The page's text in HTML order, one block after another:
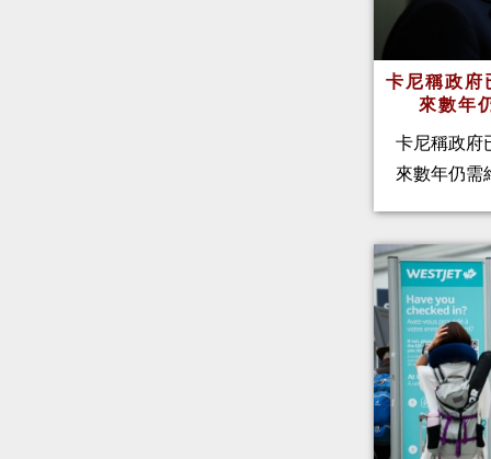
卡尼稱政府
來數年
卡尼稱政府
來數年仍需